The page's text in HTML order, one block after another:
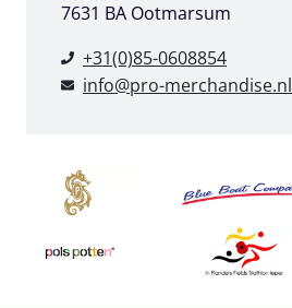
7631 BA Ootmarsum
+31(0)85-0608854
info@pro-merchandise.nl